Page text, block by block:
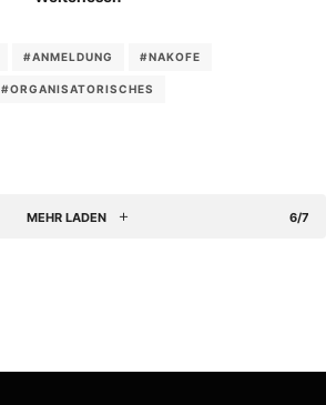
#ANMELDUNG #NAKOFE
#ORGANISATORISCHES
MEHR LADEN 6/7